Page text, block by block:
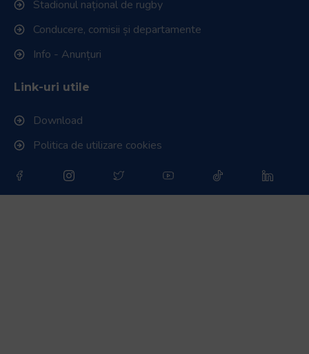
RugbyRomania.roeste site-ul oficial al Federației Române
de Rugby.
Bd. Mărăști nr. 18-20, sector 1, București
Telefon:031.1000.500